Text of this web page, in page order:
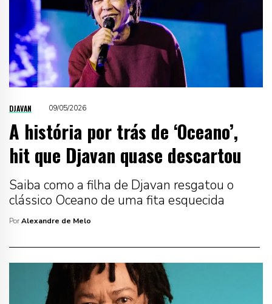
DJAVAN 09/05/2026
A história por trás de ‘Oceano’,
hit que Djavan quase descartou
Saiba como a filha de Djavan resgatou o
clássico Oceano de uma fita esquecida
PorAlexandre de Melo